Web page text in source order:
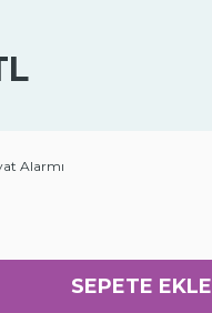
Alarmı
SEPETE EKLE